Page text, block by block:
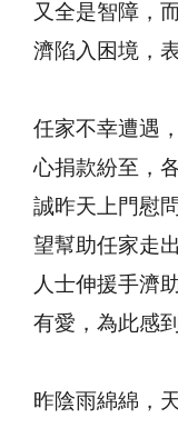
又全是智障，
濟陷入困境，
任家不幸遭遇
心捐款紛至，
誠昨天上門慰
望幫助任家走
人士伸援手濟
有愛，為此感
昨陰雨綿綿，